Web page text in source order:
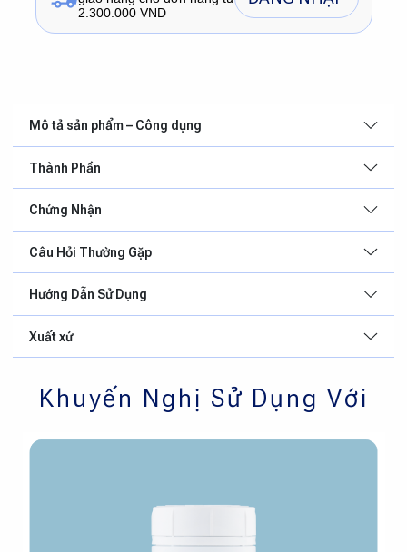
2.300.000 VND
Mô tả sản phẩm – Công dụng
Thành Phần
Chứng Nhận
Câu Hỏi Thường Gặp
Hướng Dẫn Sử Dụng
Xuất xứ
Khuyến Nghị Sử Dụng Với